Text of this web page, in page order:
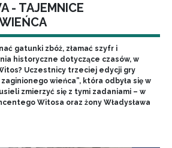
- TAJEMNICE
gatunki zbóż, złamać szyfr i
historyczne dotyczące czasów, w
Uczestnicy trzeciej edycji gry
wieńca”, która odbyła się w
zmierzyć się z tymi zadaniami – w
Witosa oraz żony Władysława